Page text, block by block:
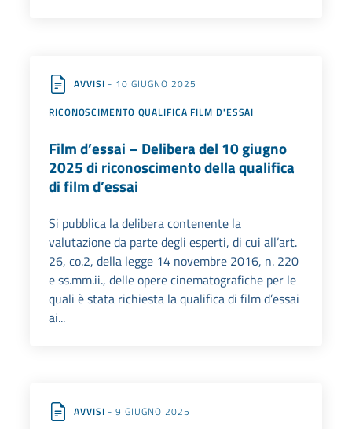
AVVISI - 10 GIUGNO 2025
RICONOSCIMENTO QUALIFICA FILM D'ESSAI
Film d’essai – Delibera del 10 giugno
2025 di riconoscimento della qualifica
di film d’essai
Si pubblica la delibera contenente la
valutazione da parte degli esperti, di cui all’art.
26, co.2, della legge 14 novembre 2016, n. 220
e ss.mm.ii., delle opere cinematografiche per le
quali è stata richiesta la qualifica di film d’essai
ai...
AVVISI - 9 GIUGNO 2025